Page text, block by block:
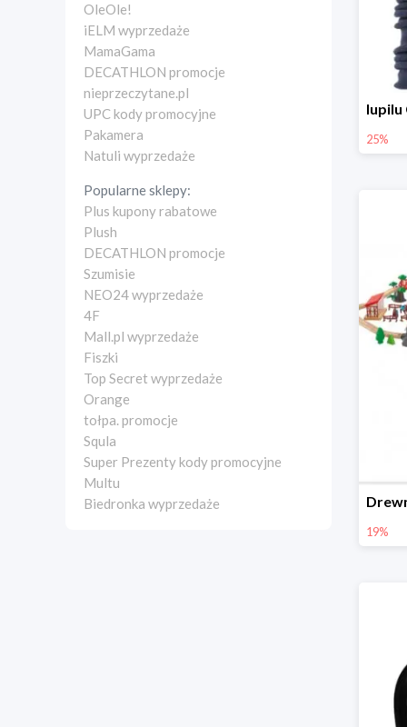
OleOle!
iELM wyprzedaże
MamaGama
DECATHLON promocje
nieprzeczytane.pl
UPC kody promocyjne
Pakamera
Natuli wyprzedaże
Popularne sklepy:
Plus kupony rabatowe
Plush
DECATHLON promocje
Szumisie
NEO24 wyprzedaże
4F
Mall.pl wyprzedaże
Fiszki
Top Secret wyprzedaże
Orange
tołpa. promocje
Squla
Super Prezenty kody promocyjne
Multu
Biedronka wyprzedaże
25%
19%